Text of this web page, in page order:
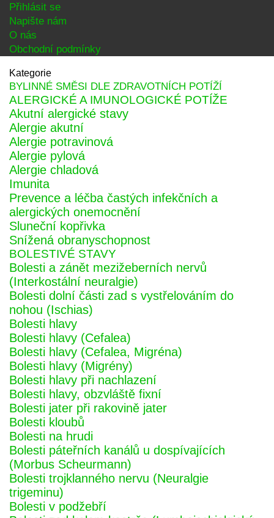
Přihlásit se
Napište nám
O nás
Obchodní podmínky
Kategorie
BYLINNÉ SMĚSI DLE ZDRAVOTNÍCH POTÍŽÍ
ALERGICKÉ A IMUNOLOGICKÉ POTÍŽE
Akutní alergické stavy
Alergie akutní
Alergie potravinová
Alergie pylová
Alergie chladová
Imunita
Prevence a léčba častých infekčních a
alergických onemocnění
Sluneční kopřivka
Snížená obranyschopnost
BOLESTIVÉ STAVY
Bolesti a zánět mezižeberních nervů
(Interkostální neuralgie)
Bolesti dolní části zad s vystřelováním do
nohou (Ischias)
Bolesti hlavy
Bolesti hlavy (Cefalea)
Bolesti hlavy (Cefalea, Migréna)
Bolesti hlavy (Migrény)
Bolesti hlavy při nachlazení
Bolesti hlavy, obzvláště fixní
Bolesti jater při rakovině jater
Bolesti kloubů
Bolesti na hrudi
Bolesti páteřních kanálů u dospívajících
(Morbus Scheurmann)
Bolesti trojklanného nervu (Neuralgie
trigeminu)
Bolesti v podžebří